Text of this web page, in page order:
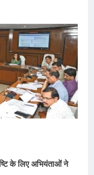
के लिए अभियंताओं ने